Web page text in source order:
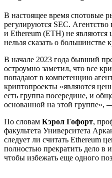
В настоящее время спотовые
регулируются SEC.
и Ethereum (ETH) не
нельзя сказать о большинстве
В начале 2023 года бывший
остроумно заметил, что все
попадают в компетенцию
криптопроекты «являются
есть группа посередине, и
основанной на этой группе»,
По словам Кэрол Гофорт,
факультета Университета
следует ли считать Ethereum
полностью прекратить дело в
чтобы избежать еще одного